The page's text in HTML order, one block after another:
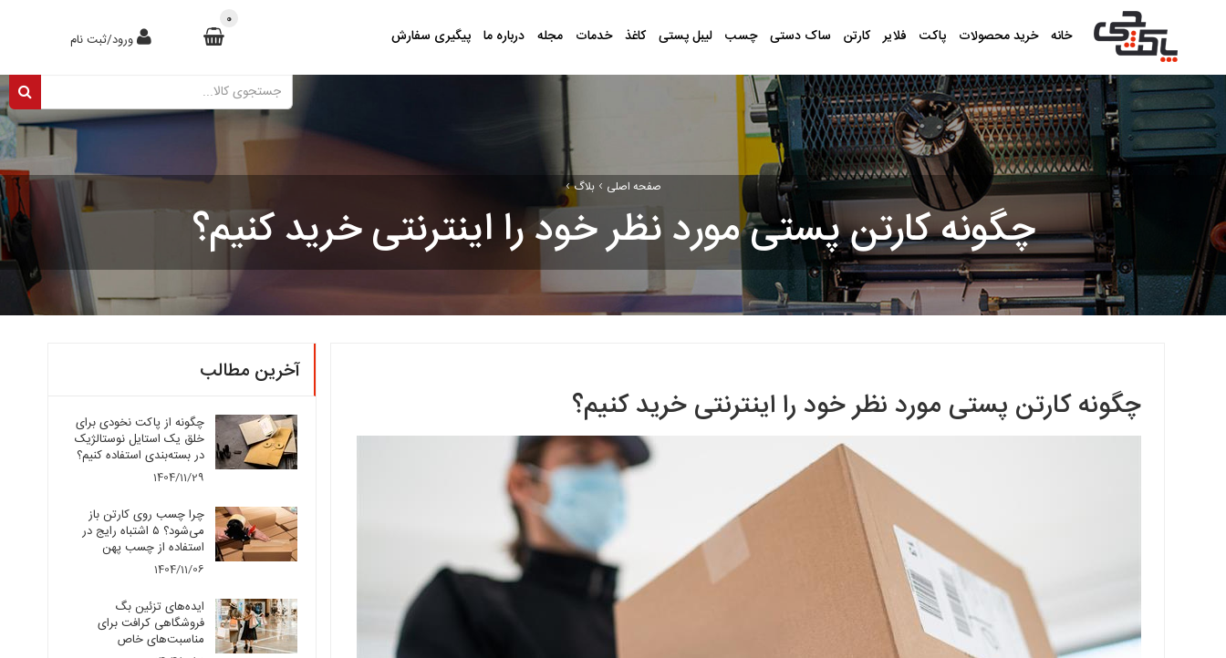
خانه خرید محصولات پاکت فلایر کارتن ساک دستی چسب لیبل پستی کاغذ خدمات مجله درباره ما پیگیری سفارش ورود/ثبت نام
0
صفحه اصلی › بلاگ ›
چگونه کارتن پستی مورد نظر خود را اینترنتی خرید کنیم؟
چگونه کارتن پستی مورد نظر خود را اینترنتی خرید کنیم؟
آخرین مطالب
چگونه از پاکت نخودی برای
خلق یک استایل نوستالژیک
در بسته‌بندی استفاده کنیم؟
1404/11/29
چرا چسب روی کارتن باز
می‌شود؟ ۵ اشتباه رایج در
استفاده از چسب پهن
1404/11/06
ایده‌های تزئین بگ
فروشگاهی کرافت برای
مناسبت‌های خاص